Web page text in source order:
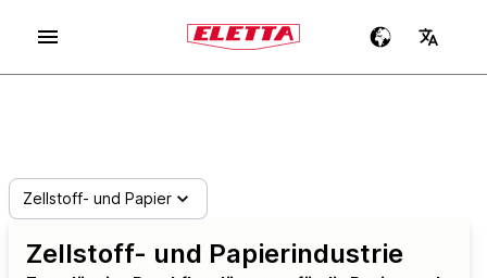
Zellstoff- und Papier
Zellstoff- und Papierindustrie